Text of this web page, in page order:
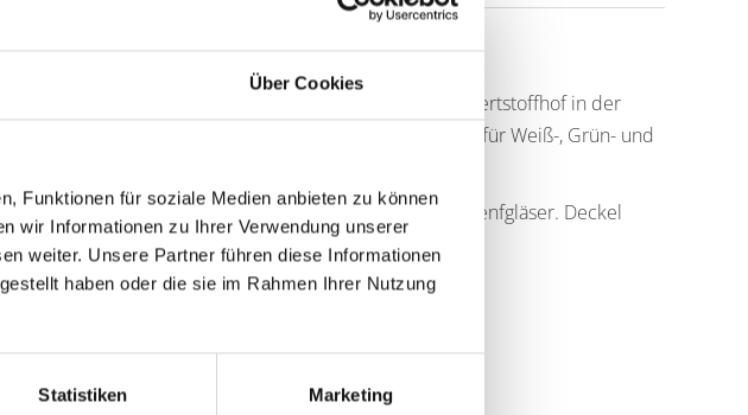
Über Cookies
Funktionen für soziale Medien anbieten zu können
wir Informationen zu Ihrer Verwendung unserer
weiter. Unsere Partner führen diese Informationen
haben oder die sie im Rahmen Ihrer Nutzung
Statistiken Marketing
Altglascontainer aufgestellt. Hier und beim Wertstoffhof in der
getrennt, abgegeben werden. Es sind Altglascontainer für Weiß-, Grün- und
gehören in die Grünglascontainer.
Einwegflaschen, Konservengläser, Marmeladen- oder Senfgläser. Deckel
dem Glas entsorgt werden!